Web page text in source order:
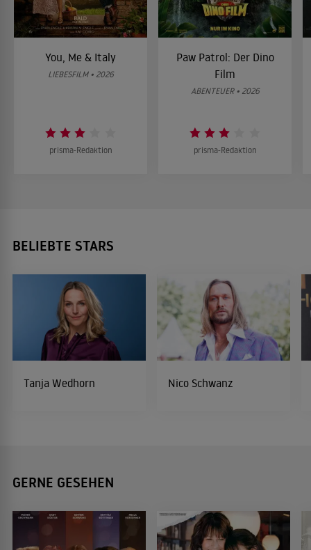
You, Me & Italy
LIEBESFILM • 2026
prisma-Redaktion
Paw Patrol: Der Dino
Film
ABENTEUER • 2026
prisma-Redaktion
BELIEBTE STARS
Tanja Wedhorn Nico Schwanz
GERNE GESEHEN